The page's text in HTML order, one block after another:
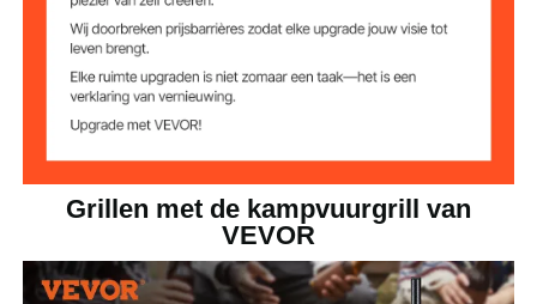
Grillen met de kampvuurgrill van
VEVOR